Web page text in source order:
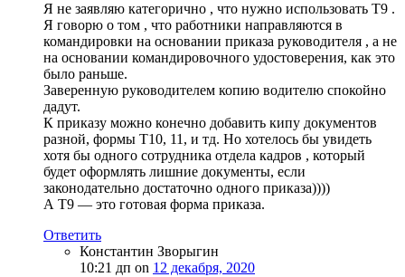
Я не заявляю категорично , что нужно использовать Т9 .
Я говорю о том , что работники направляются в
командировки на основании приказа руководителя , а не
на основании командировочного удостоверения, как это
было раньше.
Заверенную руководителем копию водителю спокойно
дадут.
К приказу можно конечно добавить кипу документов
разной, формы Т10, 11, и тд. Но хотелось бы увидеть
хотя бы одного сотрудника отдела кадров , который
будет оформлять лишние документы, если
законодательно достаточно одного приказа))))
А Т9 — это готовая форма приказа.
Ответить
Константин Зворыгин
10:21 дп on 12 декабря, 2020